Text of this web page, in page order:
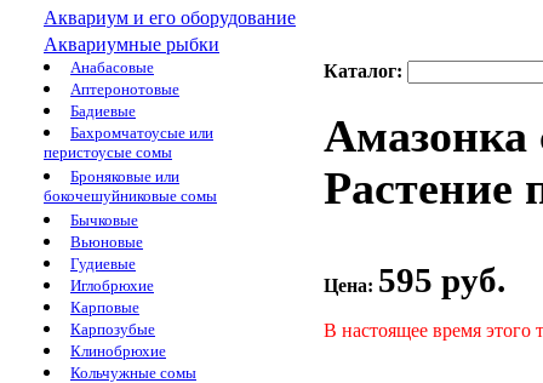
Аквариум и его оборудование
Аквариумные рыбки
Анабасовые
Аптеронотовые
Бадиевые
Бахромчатоусые или
перистоусые сомы
Броняковые или
бокочешуйниковые сомы
Бычковые
Вьюновые
Гудиевые
Иглобрюхие
Карповые
Карпозубые
Клинобрюхие
Кольчужные сомы
Каталог:
Амазонка
Растение
Цена: 595 руб.
В настоящее время этого